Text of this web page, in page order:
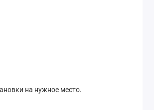
на нужное место.